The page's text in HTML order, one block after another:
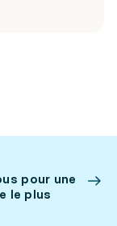
pour une
le plus